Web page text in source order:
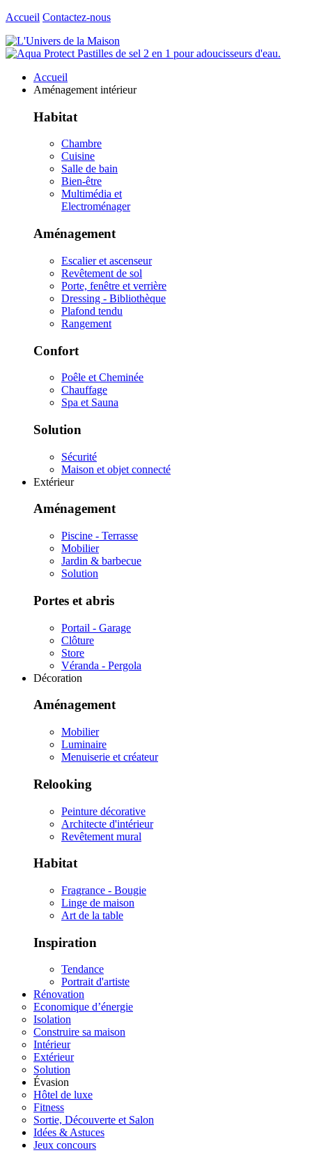
Accueil Contactez-nous
Accueil
Aménagement intérieur
Habitat
Chambre
Cuisine
Salle de bain
Bien-être
Multimédia et
Electroménager
Aménagement
Escalier et ascenseur
Revêtement de sol
Porte, fenêtre et verrière
Dressing - Bibliothèque
Plafond tendu
Rangement
Confort
Poêle et Cheminée
Chauffage
Spa et Sauna
Solution
Sécurité
Maison et objet connecté
Extérieur
Aménagement
Piscine - Terrasse
Mobilier
Jardin & barbecue
Solution
Portes et abris
Portail - Garage
Clôture
Store
Véranda - Pergola
Décoration
Aménagement
Mobilier
Luminaire
Menuiserie et créateur
Relooking
Peinture décorative
Architecte d'intérieur
Revêtement mural
Habitat
Fragrance - Bougie
Linge de maison
Art de la table
Inspiration
Tendance
Portrait d'artiste
Rénovation
Economique d’énergie
Isolation
Construire sa maison
Intérieur
Extérieur
Solution
Évasion
Hôtel de luxe
Fitness
Sortie, Découverte et Salon
Idées & Astuces
Jeux concours